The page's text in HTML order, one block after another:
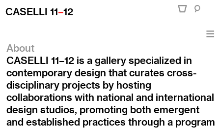
CASELLI 11–12
About
CASELLI 11–12 is a gallery specialized in
contemporary design that curates cross-
disciplinary projects by hosting
collaborations with national and international
design studios, promoting both emergent
and established practices through a program